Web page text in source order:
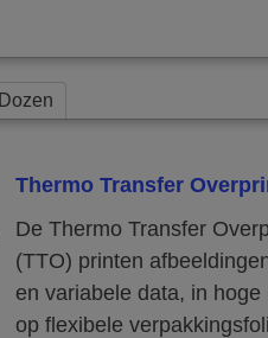
Dozen
Thermo Transfer
De Thermo Transfer
(TTO) printen
en variabele data, in hoge
op flexibele